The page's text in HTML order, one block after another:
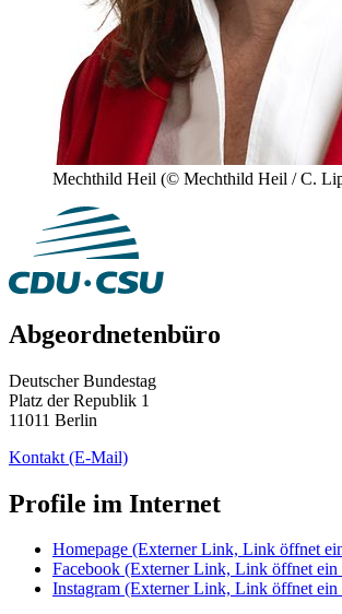
Mechthild Heil (© Mechthild Heil / C.
Abgeordnetenbüro
Deutscher Bundestag
Platz der Republik 1
11011 Berlin
Kontakt (E-Mail)
Profile im Internet
Homepage (Externer Link, Link öffnet
Facebook (Externer Link, Link öffnet ein
Instagram (Externer Link, Link öffnet ein